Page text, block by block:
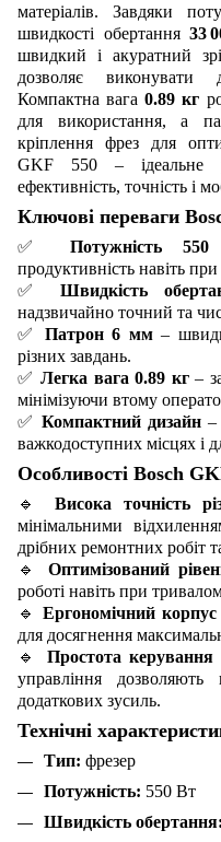
матеріалів. Завдяки
швидкості обертання33
швидкий і акуратний
дозволяє виконувати
Компактна вага0.89 кг
для використання, а
кріплення фрез для
GKF 550 – ідеальне
ефективність, точність і
Ключові переваги
✅ Потужність
продуктивність навіть
✅
Швидкість
надзвичайно точний та
✅
Патрон 6 мм–
різних завдань.
✅ Легка вага 0.89 кг–
мінімізуючи втому
✅ Компактний дизайн –
важкодоступних місцях і
Особливості Bosch
🔹 Висока точність
мінімальними
дрібних ремонтних робіт
🔹
Оптимізований
роботі навіть при
🔹
Ергономічний корпус
для досягнення
🔹
Простота керування
управління
додаткових зусиль.
Технічні
Тип: фрезер
Потужність: 550 Вт
Швидкість обертання: